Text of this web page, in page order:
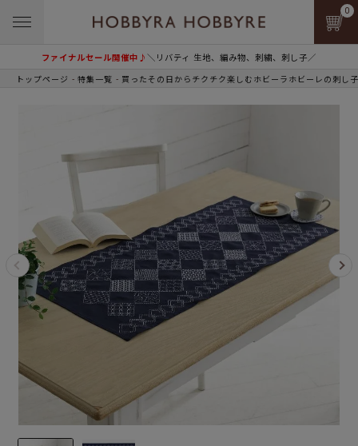
ファイナルセール開催中♪＼リバティ 生地、編み物、刺繍、刺し子／
0
トップページ 特集一覧 買ったその日からチクチク楽しむホビーラホビーレの刺し子